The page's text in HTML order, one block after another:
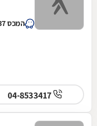
המכס 37, חיפה
04-8533417